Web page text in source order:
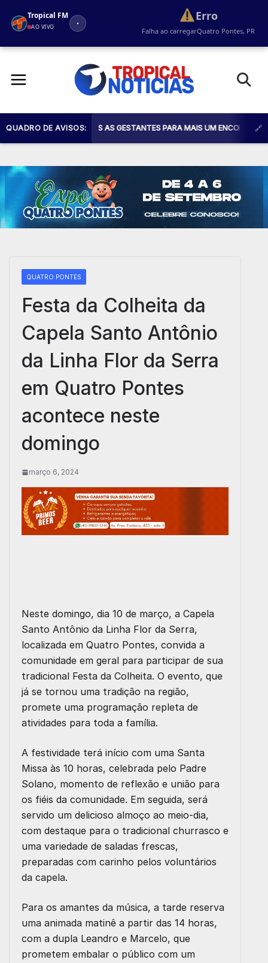
Tropical FM
AO VIVO
Erro
Falha ao carregarQuatro Pontes, PR
QUADRO DE AVISOS:
CONVIDA TODAS AS GESTANTES PARA MAIS UM ENCONTRO DO
QUATRO PONTES
Festa da Colheita da
Capela Santo Antônio
da Linha Flor da Serra
em Quatro Pontes
acontece neste
domingo
março 6, 2024
Neste domingo, dia 10 de março, a Capela
Santo Antônio da Linha Flor da Serra,
localizada em Quatro Pontes, convida a
comunidade em geral para participar de sua
tradicional Festa da Colheita. O evento, que
já se tornou uma tradição na região,
promete uma programação repleta de
atividades para toda a família.
A festividade terá início com uma Santa
Missa às 10 horas, celebrada pelo Padre
Solano, momento de reflexão e união para
os fiéis da comunidade. Em seguida, será
servido um delicioso almoço ao meio-dia,
com destaque para o tradicional churrasco e
uma variedade de saladas frescas,
preparadas com carinho pelos voluntários
da capela.
Para os amantes da música, a tarde reserva
uma animada matinê a partir das 14 horas,
com a dupla Leandro e Marcelo, que
prometem embalar o público com um